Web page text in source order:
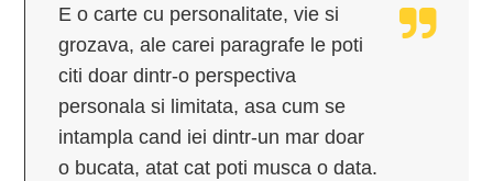
E o carte cu personalitate, vie si
grozava, ale carei paragrafe le poti
citi doar dintr-o perspectiva
personala si limitata, asa cum se
intampla cand iei dintr-un mar doar
o bucata, atat cat poti musca o data.